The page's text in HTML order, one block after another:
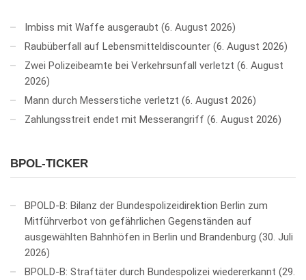
Imbiss mit Waffe ausgeraubt 6. August 2026
Raubüberfall auf Lebensmitteldiscounter 6. August 2026
Zwei Polizeibeamte bei Verkehrsunfall verletzt 6. August
2026
Mann durch Messerstiche verletzt 6. August 2026
Zahlungsstreit endet mit Messerangriff 6. August 2026
BPOL-TICKER
BPOLD-B: Bilanz der Bundespolizeidirektion Berlin zum
Mitführverbot von gefährlichen Gegenständen auf
ausgewählten Bahnhöfen in Berlin und Brandenburg 30. Juli
2026
BPOLD-B: Straftäter durch Bundespolizei wiedererkannt
29.